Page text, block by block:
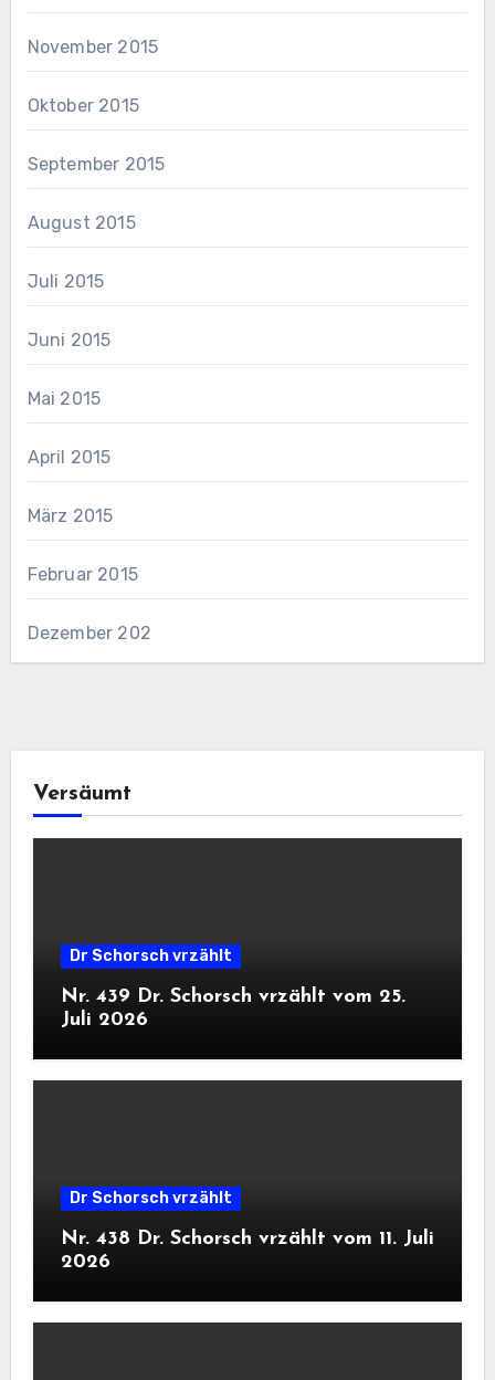
November 2015
Oktober 2015
September 2015
August 2015
Juli 2015
Juni 2015
Mai 2015
April 2015
März 2015
Februar 2015
Dezember 202
Versäumt
Dr Schorsch vrzählt
Nr. 439 Dr. Schorsch vrzählt vom 25.
Juli 2026
Dr Schorsch vrzählt
Nr. 438 Dr. Schorsch vrzählt vom 11. Juli
2026